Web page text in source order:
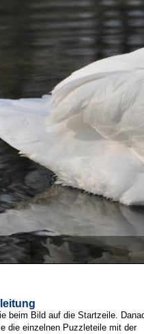
beim Bild auf die Startzeile.
die einzelnen Puzzleteile mit der